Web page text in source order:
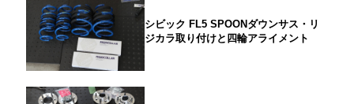
シビック FL5 SPOONダウンサス・リ
ジカラ取り付けと四輪アライメント